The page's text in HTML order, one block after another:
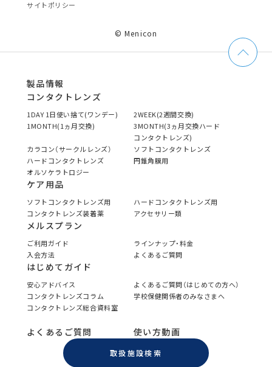
サイトポリシー
© Menicon
製品情報
コンタクトレンズ
1DAY 1日使い捨て(ワンデー)
2WEEK(2週間交換)
1MONTH(1ヵ月交換)
3MONTH(3ヵ月交換ハード
コンタクトレンズ)
カラコン（サークルレンズ）
ソフトコンタクトレンズ
ハードコンタクトレンズ
円錐角膜用
オルソケラトロジー
ケア用品
ソフトコンタクトレンズ用
ハードコンタクトレンズ用
コンタクトレンズ装着薬
アクセサリー類
メルスプラン
ご利用ガイド
ラインナップ・料金
入会方法
よくあるご質問
はじめてガイド
安心アドバイス
よくあるご質問（はじめての方へ）
コンタクトレンズコラム
学校保健関係者のみなさまへ
コンタクトレンズ総合資料室
よくあるご質問 使い方動画
取扱施設検索